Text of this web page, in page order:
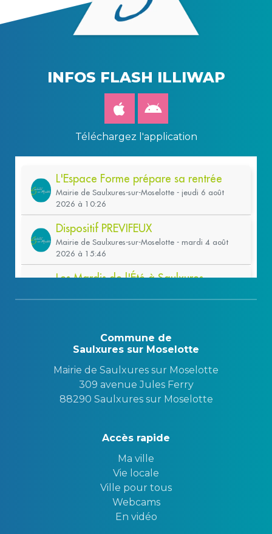
INFOS FLASH ILLIWAP
Téléchargez l'application
Commune de
Saulxures sur Moselotte
Mairie de Saulxures sur Moselotte
309 avenue Jules Ferry
88290 Saulxures sur Moselotte
Accès rapide
Ma ville
Vie locale
Ville pour tous
Webcams
En vidéo